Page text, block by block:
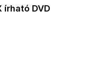
írható DVD